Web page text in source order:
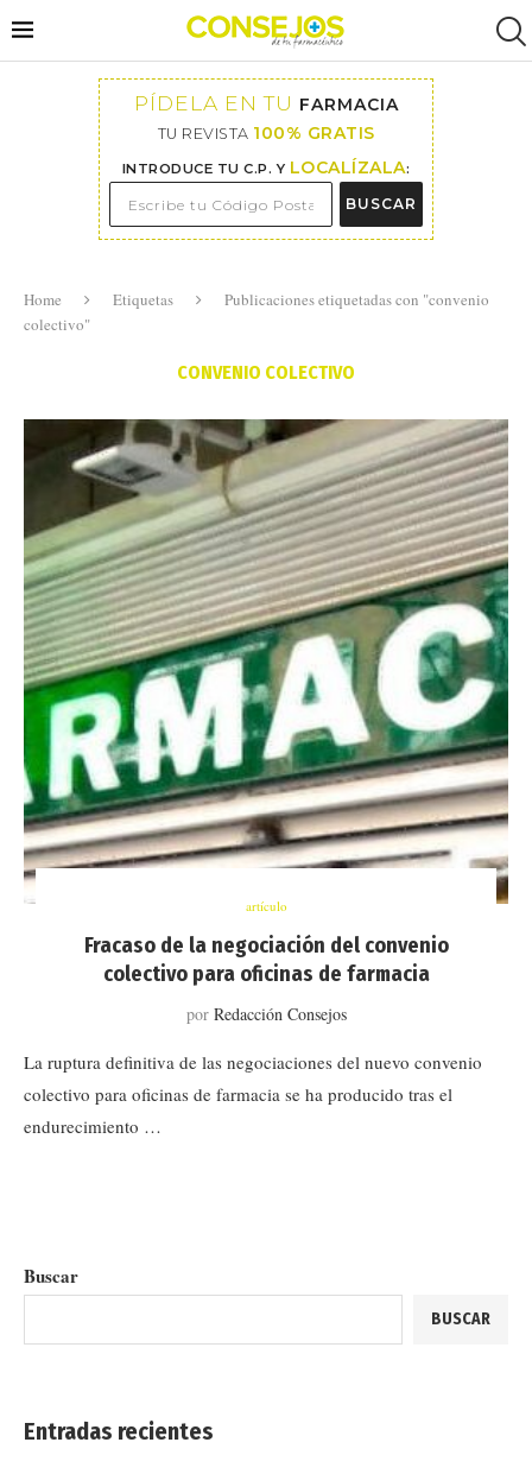
PÍDELA EN TU FARMACIA
TU REVISTA 100% GRATIS
INTRODUCE TU C.P. Y LOCALÍZALA:
BUSCAR
Home Etiquetas
Publicaciones etiquetadas con "convenio
colectivo"
CONVENIO COLECTIVO
artículo
Fracaso de la negociación del convenio
colectivo para oficinas de farmacia
por Redacción Consejos
La ruptura definitiva de las negociaciones del nuevo convenio
colectivo para oficinas de farmacia se ha producido tras el
endurecimiento …
Buscar
BUSCAR
Entradas recientes